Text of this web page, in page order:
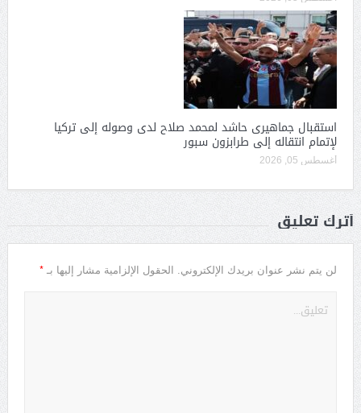
استقبال جماهيرى حاشد لمحمد صلاح لدى وصوله إلى تركيا
لإتمام انتقاله إلى طرابزون سبور
أغسطس 05, 2026
أترك تعليق
لن يتم نشر عنوان بريدك الإلكتروني. الحقول الإلزامية مشار إليها بـ *